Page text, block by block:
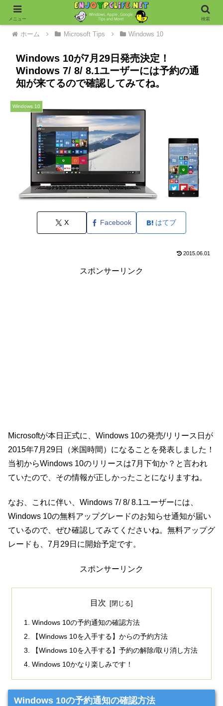
ホーム Microsoft Tips Windows 10
Windows 10が7月29日発売決定！
Windows 7/ 8/ 8.1ユーザーには予約の通
知が来てるので確認してみてね。
Windows 10
X Facebook はてブ
2015.06.01
スポンサーリンク
Microsoftが本日正式に、Windows 10の発売/リリース日が
2015年7月29日（米国時間）になることを発表しました！
当初からWindows 10のリリースは7月下旬か？と言われ
ていたので、その情報が正しかったことになりますね。
なお、これに伴い、Windows 7/ 8/ 8.1ユーザーには、
Windows 10の無料アップグレードのお知らせ通知が届い
ているので、ぜひ確認してみてくださいね。無料アップグ
レードも、7月29日に開始予定です。
スポンサーリンク
目次
Windows 10の予約通知の確認方法
【Windows 10を入手する】からの予約方法
【Windows 10を入手する】予約の解除/取り消し方法
Windows 10かなり楽しみです！
Windows 10の予約通知の確認方法
メニュー 検索